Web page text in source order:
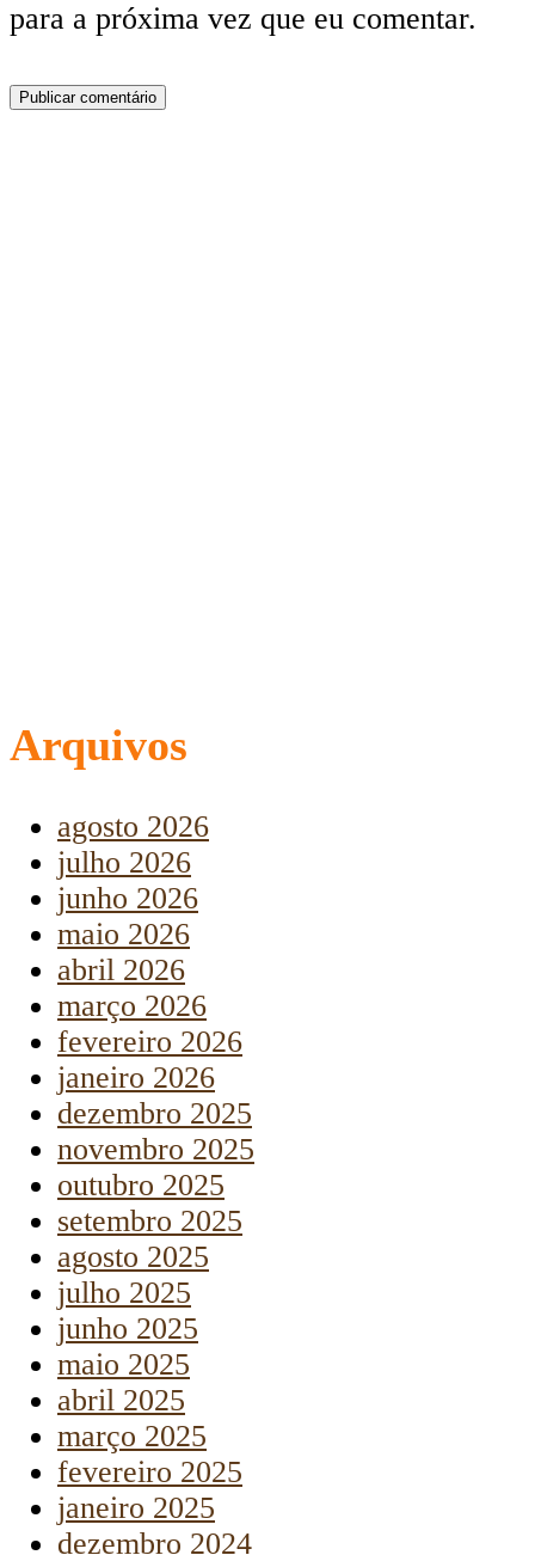
para a próxima vez que eu comentar.
Arquivos
agosto 2026
julho 2026
junho 2026
maio 2026
abril 2026
março 2026
fevereiro 2026
janeiro 2026
dezembro 2025
novembro 2025
outubro 2025
setembro 2025
agosto 2025
julho 2025
junho 2025
maio 2025
abril 2025
março 2025
fevereiro 2025
janeiro 2025
dezembro 2024